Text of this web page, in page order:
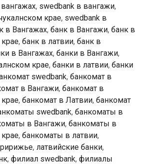
, swedbank в вангажи,
крае, swedbank в
в Вангажах, банк в Вангажи, банк в
, банк в латвии, банк в
в Вангажах, банки в Вангажи,
крае, банки в латвии, банки
swedbank, банкомат в
в Вангажи, банкомат в
, банкомат в Латвии, банкомат
swedbank, банкоматы в
в Вангажи, банкоматы в
, банкоматы в латвии,
, латвийские банки,
, филиал swedbank, филиалы